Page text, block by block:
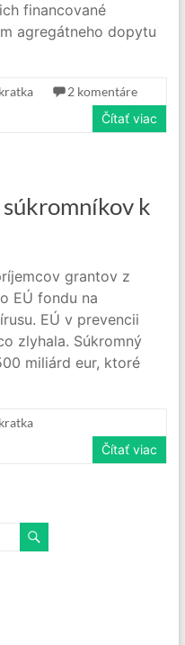
financované
agregátneho dopytu
2 komentáre
Čítať viac
k
grantov z
EÚ fondu na
EÚ v prevencii
zlyhala. Súkromný
miliárd eur, ktoré
Čítať viac